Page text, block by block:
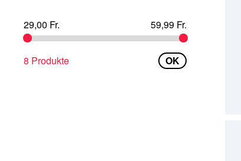
29,00 Fr. 59,99 Fr.
8 Produkte OK